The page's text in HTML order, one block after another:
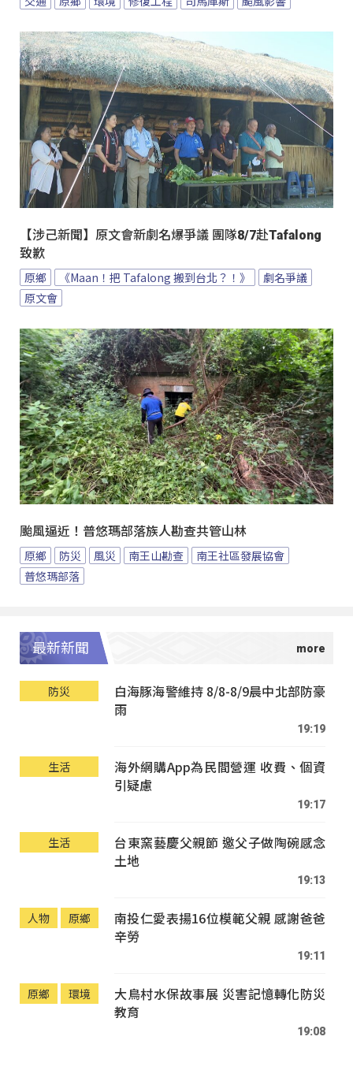
【涉己新聞】原文會新劇名爆爭議 團隊8/7赴Tafalong
致歉
原鄉 《Maan！把 Tafalong 搬到台北？！》
劇名爭議
原文會
颱風逼近！普悠瑪部落族人勘查共管山林
原鄉 防災 風災 南王山勘查
南王社區發展協會
普悠瑪部落
最新新聞
防災
白海豚海警維持 8/8-8/9晨中北部防豪
雨
19:19
生活
海外網購App為民間營運 收費、個資
引疑慮
19:17
生活
台東窯藝慶父親節 邀父子做陶碗感念
土地
19:13
人物 原鄉
南投仁愛表揚16位模範父親 感謝爸爸
辛勞
19:11
原鄉 環境
大鳥村水保故事展 災害記憶轉化防災
教育
19:08